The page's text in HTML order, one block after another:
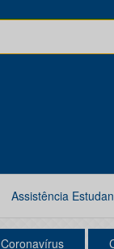
Assistência
Coronavírus